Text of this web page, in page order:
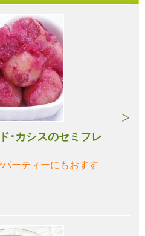
･カシスのセミフレ
ーティーにもおすす